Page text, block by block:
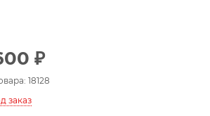
₽
18128
заказ